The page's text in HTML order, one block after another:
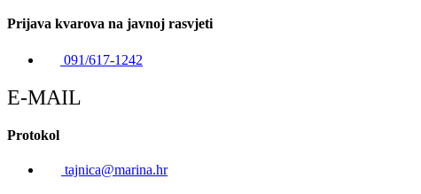
Prijava kvarova na javnoj rasvjeti
091/617-1242
E-MAIL
Protokol
tajnica@marina.hr